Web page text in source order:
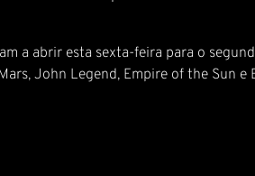
a abrir esta sexta-feira para o
John Legend, Empire of the Sun